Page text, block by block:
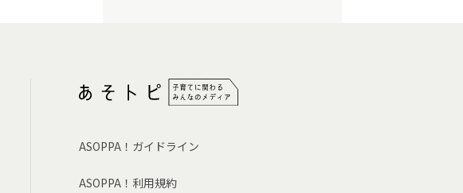
ASOPPA！ガイドライン
ASOPPA！利用規約